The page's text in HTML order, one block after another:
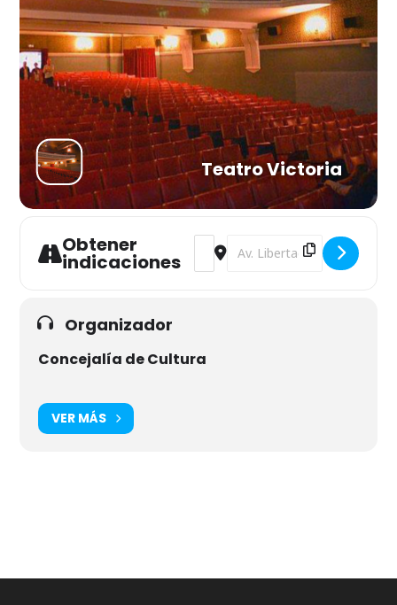
Teatro Victoria
Obtener
indicaciones
Address - La Verdad [7M2uksKzg]
Destination Address - La
Organizador
Concejalía de Cultura
VER MÁS